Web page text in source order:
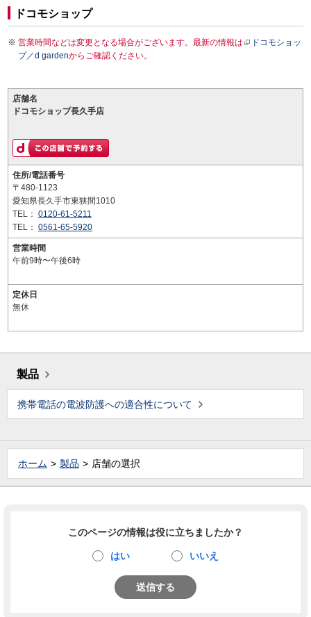
ドコモショップ
営業時間などは変更となる場合がございます。最新の情報は
ドコモショッ
プ／d gardenからご確認ください。
店舗名
ドコモショップ長久手店
住所/電話番号
〒480-1123
愛知県長久手市東狭間1010
TEL： 0120-61-5211
TEL： 0561-65-5920
営業時間
午前9時〜午後6時
定休日
無休
製品
携帯電話の電波防護への適合性について
ホーム 製品 店舗の選択
このページの情報は役に立ちましたか？
はい いいえ
送信する